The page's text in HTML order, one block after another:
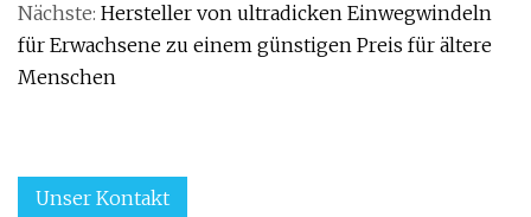
Nächste: Hersteller von ultradicken Einwegwindeln
für Erwachsene zu einem günstigen Preis für ältere
Menschen
Unser Kontakt